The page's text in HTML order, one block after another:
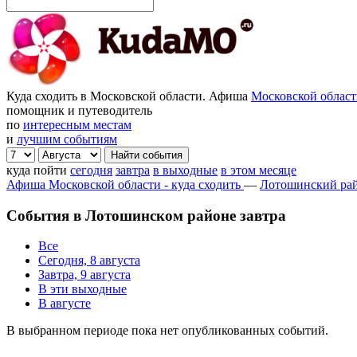
Куда сходить в Московской области. Афиша Московской
помощник и путеводитель
по интересным местам
и лучшим событиям
куда пойти сегодня завтра в выходные в этом месяце
Афиша Московской области - куда сходить — Лотошинский
События в Лотошинском районе завтра
Все
Сегодня, 8 августа
Завтра, 9 августа
В эти выходные
В августе
В выбранном периоде пока нет опубликованных событий.